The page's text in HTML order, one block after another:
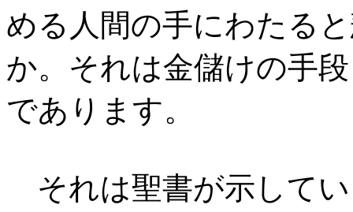
める人間の手にわたる
か。それは金儲けの手
であります。
それは聖書が示して